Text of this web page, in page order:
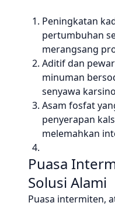
Peningkatan
pertumbuhan
merangsang
Aditif dan
minuman
senyawa
Asam fosfat
penyerapan
melemahkan
Puasa
Solusi Alami
Puasa intermiten,